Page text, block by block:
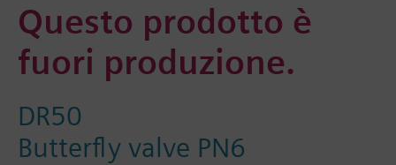
Questo prodotto è
fuori produzione.
DR50
Butterfly valve PN6